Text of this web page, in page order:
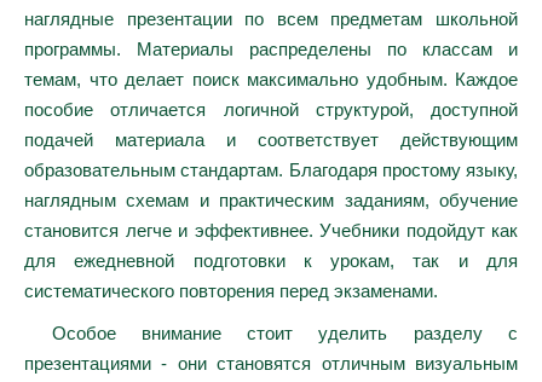
наглядные презентации по всем предметам школьной
программы. Материалы распределены по классам и
темам, что делает поиск максимально удобным. Каждое
пособие отличается логичной структурой, доступной
подачей материала и соответствует действующим
образовательным стандартам. Благодаря простому языку,
наглядным схемам и практическим заданиям, обучение
становится легче и эффективнее. Учебники подойдут как
для ежедневной подготовки к урокам, так и для
систематического повторения перед экзаменами.
Особое внимание стоит уделить разделу с
презентациями - они становятся отличным визуальным